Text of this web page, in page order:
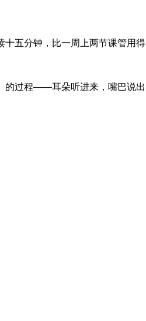
五分钟，比一周上两节课管用得
的过程——耳朵听进来，嘴巴说出